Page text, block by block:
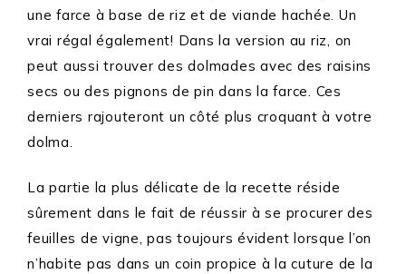
une farce à base de riz et de viande hachée. Un
vrai régal également! Dans la version au riz, on
peut aussi trouver des dolmades avec des raisins
secs ou des pignons de pin dans la farce. Ces
derniers rajouteront un côté plus croquant à votre
dolma.
La partie la plus délicate de la recette réside
sûrement dans le fait de réussir à se procurer des
feuilles de vigne, pas toujours évident lorsque l’on
n’habite pas dans un coin propice à la cuture de la